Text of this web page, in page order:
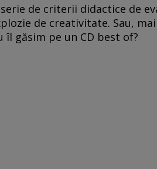
de criterii didactice de
de creativitate. Sau,
îl găsim pe un CD best of?